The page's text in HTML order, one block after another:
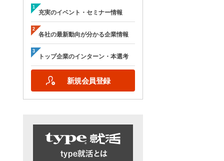
充実のイベント・セミナー情報
各社の最新動向が分かる企業情報
トップ企業のインターン・本選考
新規会員登録